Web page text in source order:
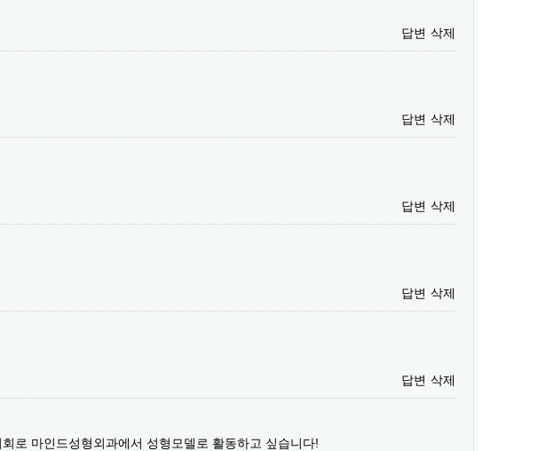
답변 삭제
답변 삭제
답변 삭제
답변 삭제
답변 삭제
로 마인드성형외과에서 성형모델로 활동하고 싶습니다!